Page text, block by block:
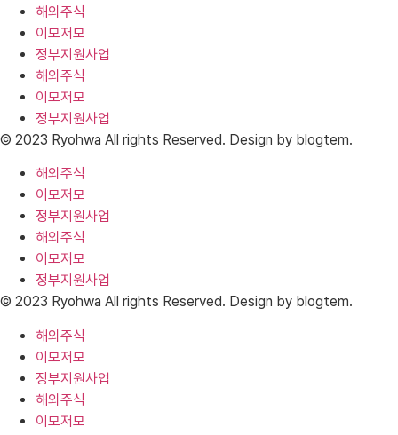
해외주식
이모저모
정부지원사업
해외주식
이모저모
정부지원사업
© 2023 Ryohwa All rights Reserved. Design by blogtem.
해외주식
이모저모
정부지원사업
해외주식
이모저모
정부지원사업
© 2023 Ryohwa All rights Reserved. Design by blogtem.
해외주식
이모저모
정부지원사업
해외주식
이모저모